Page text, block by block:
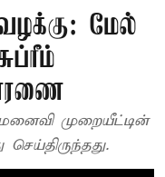
மேல்
முறையீட்டின்